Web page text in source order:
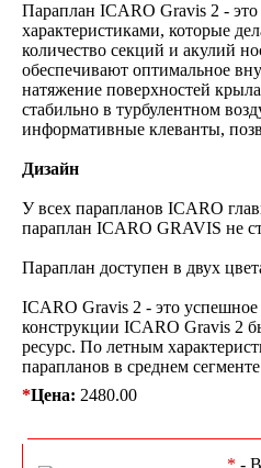
Параплан ICARO Gravis 2 -
характеристиками, которые
количество секций и акулий
обеспечивают оптимальное
натяжение поверхностей
стабильно в турбулентном
информативные клеванты,
Дизайн
У всех парапланов ICARO
параплан ICARO GRAVIS не
Параплан доступен в двух
ICARO Gravis 2 - это
конструкции ICARO Gravis 2
ресурс. По летным
парапланов в среднем
*Цена: 2480.00
* -